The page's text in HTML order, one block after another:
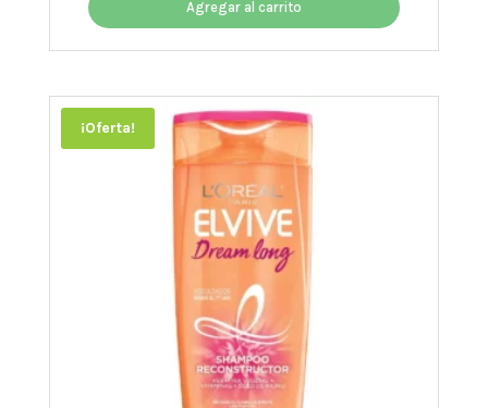
original
era:
$9838,06.
es:
$8854,25.
Agregar al carrito
¡Oferta!